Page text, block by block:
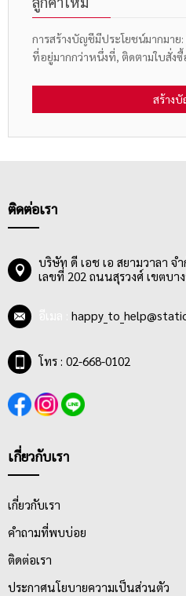
การสร้างบัญชีมีประโยชน์มากมาย:
ที่อยู่มากกว่าหนึ่งที่, ติดตามใบสั่ง
สร้าง
ติดต่อเรา
บริษัท ดี เอช เอ สยามวาลา จำ
เลขที่ 202 ถนนสุรวงศ์ เขตบา
โทร : 02-668-0102
เกี่ยวกับเรา
เกี่ยวกับเรา
คำถามที่พบบ่อย
ติดต่อเรา
ประกาศนโยบายความเป็นส่วนตัว